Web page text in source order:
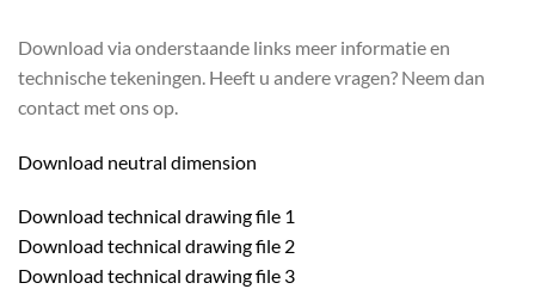
Download via onderstaande links meer informatie en
technische tekeningen. Heeft u andere vragen? Neem dan
contact met ons op.
Download neutral dimension
Download technical drawing file 1
Download technical drawing file 2
Download technical drawing file 3